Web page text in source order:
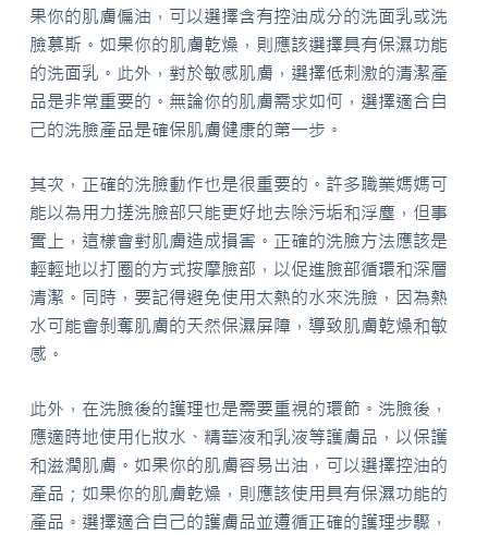
果你的肌膚偏油，可以選擇含有控油成分的洗面乳或洗
臉慕斯。如果你的肌膚乾燥，則應該選擇具有保濕功能
的洗面乳。此外，對於敏感肌膚，選擇低刺激的清潔產
品是非常重要的。無論你的肌膚需求如何，選擇適合自
己的洗臉產品是確保肌膚健康的第一步。
其次，正確的洗臉動作也是很重要的。許多職業媽媽可
能以為用力搓洗臉部只能更好地去除污垢和浮塵，但事
實上，這樣會對肌膚造成損害。正確的洗臉方法應該是
輕輕地以打圈的方式按摩臉部，以促進臉部循環和深層
清潔。同時，要記得避免使用太熱的水來洗臉，因為熱
水可能會剝奪肌膚的天然保濕屏障，導致肌膚乾燥和敏
感。
此外，在洗臉後的護理也是需要重視的環節。洗臉後，
應適時地使用化妝水、精華液和乳液等護膚品，以保護
和滋潤肌膚。如果你的肌膚容易出油，可以選擇控油的
產品；如果你的肌膚乾燥，則應該使用具有保濕功能的
產品。選擇適合自己的護膚品並遵循正確的護理步驟，